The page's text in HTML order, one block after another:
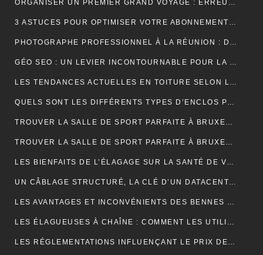
ORGANISER UN PREMIER GRAND VOYAGE : ERREURS À ÉVITER
3 ASTUCES POUR OPTIMISER VOTRE ABONNEMENT IPTV PREMIUM EN FRANCE
PHOTOGRAPHE PROFESSIONNEL À LA RÉUNION : DÉCOUVREZ L’EXPÉRIENCE UNIQUE D’UNE SÉANCE PHOTO EN STUDIO
GÉO SEO : UN LEVIER INCONTOURNABLE POUR LA VISIBILITÉ LOCALE
LES TENDANCES ACTUELLES EN TOITURE SELON LES COUVREURS EXPÉRIMENTÉS
QUELS SONT LES DIFFÉRENTS TYPES D’ENCLOS POUR ANIMAUX ?
TROUVER LA SALLE DE SPORT PARFAITE À BRUXELLES : BIEN PLUS QU’UNE QUESTION D’ADRESSE
TROUVER LA SALLE DE SPORT PARFAITE À BRUXELLES : BIEN PLUS QU’UNE QUESTION D’ADRESSE
LES BIENFAITS DE L’ÉLAGAGE SUR LA SANTÉ DE VOS ARBRES
UN CÂBLAGE STRUCTURÉ, LA CLÉ D’UN DATACENTER MAINTENABLE
LES AVANTAGES ET INCONVÉNIENTS DES BENNES DE LOCATION À PRIX RÉDUIT
LES ÉLAGUEUSES À CHAÎNE : COMMENT LES UTILISER EFFICACEMENT
LES RÉGLEMENTATIONS INFLUENÇANT LE PRIX DES DÉCHARGES DE BENNE